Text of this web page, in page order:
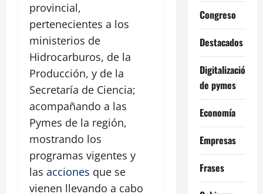
provincial,
pertenecientes a los
ministerios de
Hidrocarburos, de la
Producción, y de la
Secretaría de Ciencia;
acompañando a las
Pymes de la región,
mostrando los
programas vigentes y
las acciones que se
vienen llevando a cabo
Congreso
Destacados
Digitalización
de pymes
Economía
Empresas
Frases